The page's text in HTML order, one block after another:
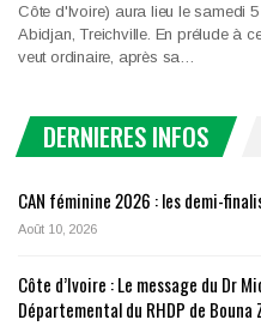
Côte d'Ivoire) aura lieu le samedi
Abidjan, Treichville. En prélude à
veut ordinaire, après sa…
DERNIERES INFOS
CAN féminine 2026 : les demi-
Août 10, 2026
Côte d’Ivoire : Le message du Dr
Départemental du RHDP de